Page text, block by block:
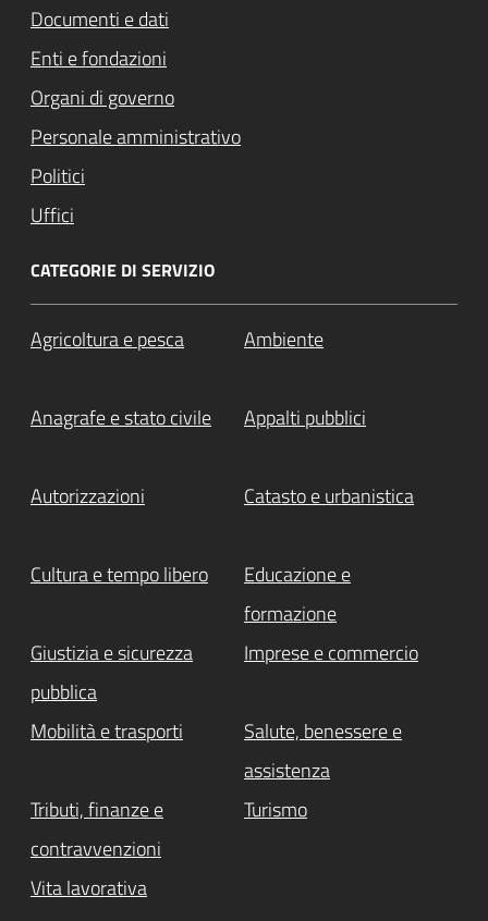
Documenti e dati
Enti e fondazioni
Organi di governo
Personale amministrativo
Politici
Uffici
CATEGORIE DI SERVIZIO
Agricoltura e pesca Ambiente
Anagrafe e stato civile Appalti pubblici
Autorizzazioni Catasto e urbanistica
Cultura e tempo libero
Educazione e
formazione
Giustizia e sicurezza
pubblica
Imprese e commercio
Mobilità e trasporti
Salute, benessere e
assistenza
Tributi, finanze e
contravvenzioni
Turismo
Vita lavorativa